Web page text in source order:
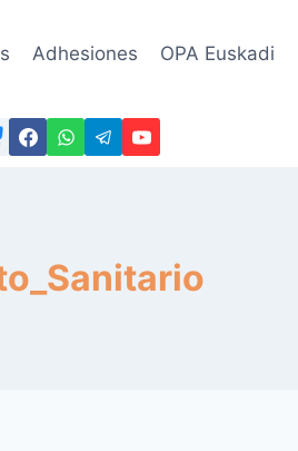
Adhesiones OPA Euskadi